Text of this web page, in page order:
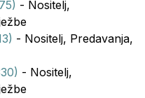
- Nositelj,
- Nositelj, Predavanja,
- Nositelj,